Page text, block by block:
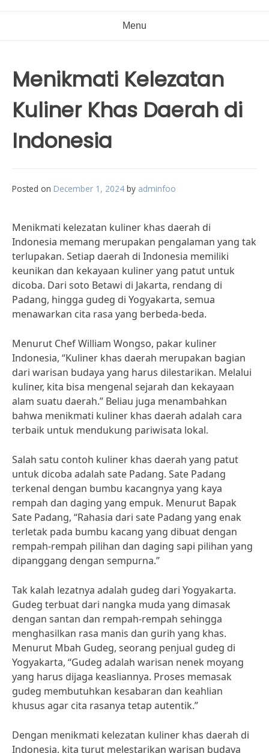
Menu
Menikmati Kelezatan
Kuliner Khas Daerah di
Indonesia
Posted on December 1, 2024 by adminfoo
Menikmati kelezatan kuliner khas daerah di
Indonesia memang merupakan pengalaman yang tak
terlupakan. Setiap daerah di Indonesia memiliki
keunikan dan kekayaan kuliner yang patut untuk
dicoba. Dari soto Betawi di Jakarta, rendang di
Padang, hingga gudeg di Yogyakarta, semua
menawarkan cita rasa yang berbeda-beda.
Menurut Chef William Wongso, pakar kuliner
Indonesia, “Kuliner khas daerah merupakan bagian
dari warisan budaya yang harus dilestarikan. Melalui
kuliner, kita bisa mengenal sejarah dan kekayaan
alam suatu daerah.” Beliau juga menambahkan
bahwa menikmati kuliner khas daerah adalah cara
terbaik untuk mendukung pariwisata lokal.
Salah satu contoh kuliner khas daerah yang patut
untuk dicoba adalah sate Padang. Sate Padang
terkenal dengan bumbu kacangnya yang kaya
rempah dan daging yang empuk. Menurut Bapak
Sate Padang, “Rahasia dari sate Padang yang enak
terletak pada bumbu kacang yang dibuat dengan
rempah-rempah pilihan dan daging sapi pilihan yang
dipanggang dengan sempurna.”
Tak kalah lezatnya adalah gudeg dari Yogyakarta.
Gudeg terbuat dari nangka muda yang dimasak
dengan santan dan rempah-rempah sehingga
menghasilkan rasa manis dan gurih yang khas.
Menurut Mbah Gudeg, seorang penjual gudeg di
Yogyakarta, “Gudeg adalah warisan nenek moyang
yang harus dijaga keasliannya. Proses memasak
gudeg membutuhkan kesabaran dan keahlian
khusus agar cita rasanya tetap autentik.”
Dengan menikmati kelezatan kuliner khas daerah di
Indonesia, kita turut melestarikan warisan budaya